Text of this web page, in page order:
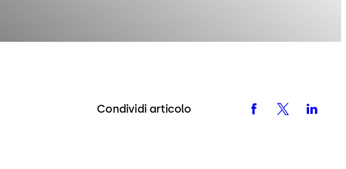
Condividi articolo